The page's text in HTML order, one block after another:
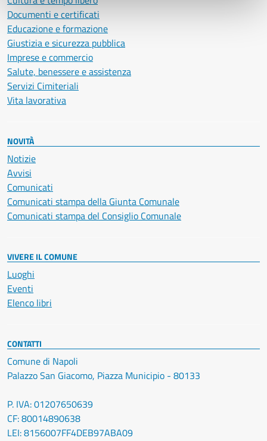
Documenti e certificati
Educazione e formazione
Giustizia e sicurezza pubblica
Imprese e commercio
Salute, benessere e assistenza
Servizi Cimiteriali
Vita lavorativa
NOVITÀ
Notizie
Avvisi
Comunicati
Comunicati stampa della Giunta Comunale
Comunicati stampa del Consiglio Comunale
VIVERE IL COMUNE
Luoghi
Eventi
Elenco libri
CONTATTI
Comune di Napoli
Palazzo San Giacomo, Piazza Municipio - 80133
P. IVA: 01207650639
CF: 80014890638
LEI: 8156007FF4DEB97ABA09